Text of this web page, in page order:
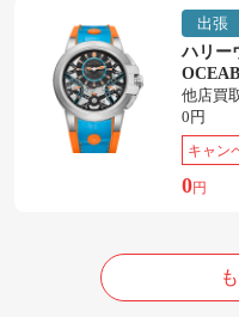
出張
ハリ
他店買
0円
キャン
0円